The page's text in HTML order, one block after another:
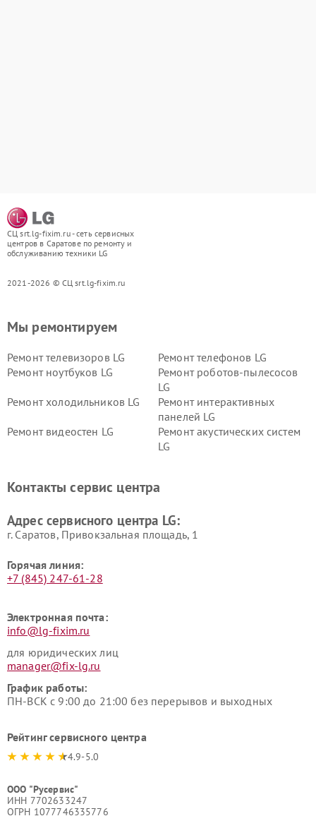
СЦ srt.lg-fixim.ru - сеть сервисных
центров в Саратове по ремонту и
обслуживанию техники LG
2021-2026 © СЦ srt.lg-fixim.ru
Мы ремонтируем
Ремонт телевизоров LG
Ремонт телефонов LG
Ремонт ноутбуков LG
Ремонт роботов-пылесосов
LG
Ремонт холодильников LG
Ремонт интерактивных
панелей LG
Ремонт видеостен LG
Ремонт акустических систем
LG
Ремонт морозильных камер
Ремонт вертикальных
Контакты сервис центра
Адрес сервисного центра LG:
г. Саратов, Привокзальная площадь, 1
Горячая линия:
+7 (845) 247-61-28
Электронная почта:
info@lg-fixim.ru
для юридических лиц
manager@fix-lg.ru
График работы:
ПН-ВСК с 9:00 до 21:00 без перерывов и выходных
Рейтинг сервисного центра
4.9-5.0
ООО "Русервис"
ИНН 7702633247
ОГРН 1077746335776